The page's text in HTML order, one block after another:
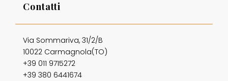
Contatti
Via Sommariva, 31/2/B
10022 Carmagnola(TO)
+39 011 9715272
+39 380 6441674